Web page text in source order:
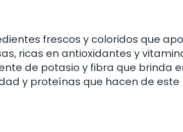
frescos y coloridos que
ricas en antioxidantes y
de potasio y fibra que brinda
y proteínas que hacen de